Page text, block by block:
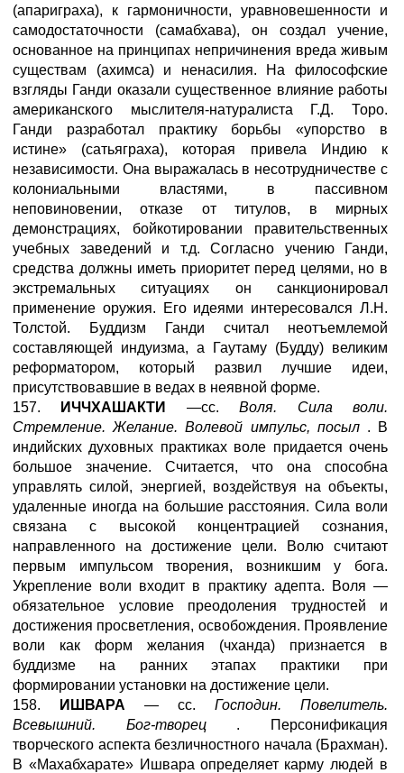
(апариграха), к гармоничности, уравновешенности и
самодостаточности (самабхава), он создал учение,
основанное на принципах непричинения вреда живым
существам (ахимса) и ненасилия. На философские
взгляды Ганди оказали существенное влияние работы
американского мыслителя-натуралиста Г.Д. Торо.
Ганди разработал практику борьбы «упорство в
истине» (сатьяграха), которая привела Индию к
независимости. Она выражалась в несотрудничестве с
колониальными властями, в пассивном
неповиновении, отказе от титулов, в мирных
демонстрациях, бойкотировании правительственных
учебных заведений и т.д. Согласно учению Ганди,
средства должны иметь приоритет перед целями, но в
экстремальных ситуациях он санкционировал
применение оружия. Его идеями интересовался Л.Н.
Толстой. Буддизм Ганди считал неотъемлемой
составляющей индуизма, а Гаутаму (Будду) великим
реформатором, который развил лучшие идеи,
присутствовавшие в ведах в неявной форме.
157.
ИЧЧХАШАКТИ —сс.Воля. Сила воли.
Стремление. Желание. Волевой импульс, посыл . В
индийских духовных практиках воле придается очень
большое значение. Считается, что она способна
управлять силой, энергией, воздействуя на объекты,
удаленные иногда на большие расстояния. Сила воли
связана с высокой концентрацией сознания,
направленного на достижение цели. Волю считают
первым импульсом творения, возникшим у бога.
Укрепление воли входит в практику адепта. Воля —
обязательное условие преодоления трудностей и
достижения просветления, освобождения. Проявление
воли как форм желания (чханда) признается в
буддизме на ранних этапах практики при
формировании установки на достижение цели.
158.
ИШВАРА — сс. Господин. Повелитель.
Всевышний. Бог-творец . Персонификация
творческого аспекта безличностного начала (Брахман).
В «Махабхарате» Ишвара определяет карму людей в